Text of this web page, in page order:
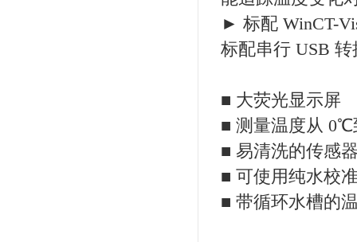
► 标配 WinCT-
标配串行 USB 转
■ 大荧光显示屏
■ 测量温度从
■ 易清洗的传感
■ 可使用纯水校
■ 带循环水槽的